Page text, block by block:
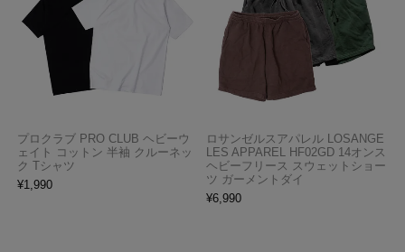
プロクラブ PRO CLUB ヘビーウ
ェイト コットン 半袖 クルーネッ
ク Tシャツ
¥1,990
ロサンゼルスアパレル LOSANGE
LES APPAREL HF02GD 14オンス
ヘビーフリース スウェットショー
ツ ガーメントダイ
¥6,990